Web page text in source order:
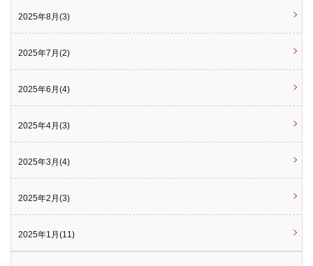
2025年8月(3)
2025年7月(2)
2025年6月(4)
2025年4月(3)
2025年3月(4)
2025年2月(3)
2025年1月(11)